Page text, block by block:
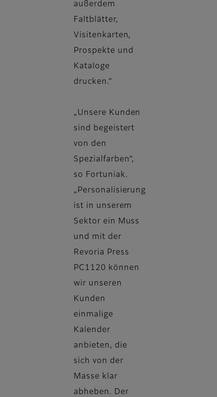
außerdem
Faltblätter,
Visitenkarten,
Prospekte und
Kataloge
drucken.“
„Unsere Kunden
sind begeistert
von den
Spezialfarben“,
so Fortuniak.
„Personalisierung
ist in unserem
Sektor ein Muss
und mit der
Revoria Press
PC1120 können
wir unseren
Kunden
einmalige
Kalender
anbieten, die
sich von der
Masse klar
abheben. Der